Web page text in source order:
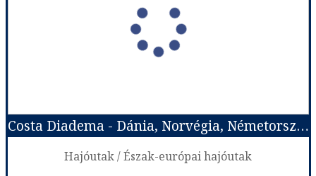
Észak-európai hajóutak
Utazás módja:Hajó
Ellátás:Teljes ellátás
Szálláskategória:Hajó kabin
Costa ár, The Interior (I1), 2 felnőtt
Időpont: 2027-05-01 | 7 éj Costa Diadema - Dánia, Norvégia, Németország
Hajóutak / Észak-európai hajóutak